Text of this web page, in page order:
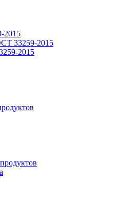
2015
33259-2015
2015